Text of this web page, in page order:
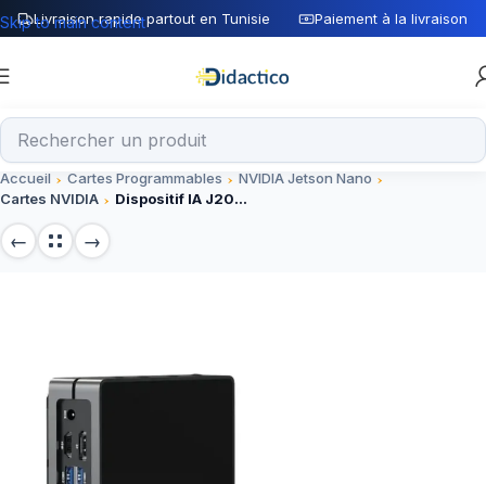
Livraison rapide partout en Tunisie Paiement à la livraison
Skip to main content
Accueil Cartes Programmables
NVIDIA Jetson Nano
Cartes NVIDIA
Dispositif IA J2021-Edge avec module Jetson Xavier NX 8GB Seeed Studio Ref : 110061381